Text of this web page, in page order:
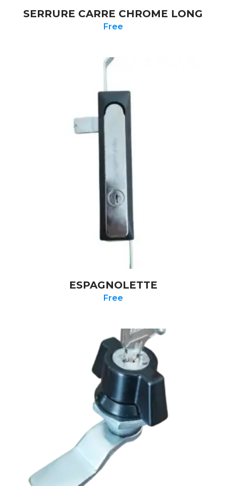
SERRURE CARRE CHROME LONG
Free
ESPAGNOLETTE
Free